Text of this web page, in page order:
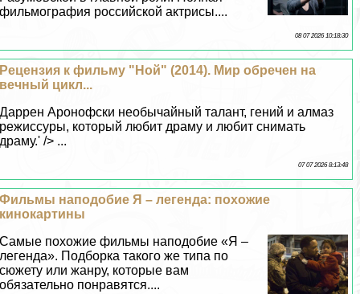
фильмография российской актрисы....
08 07 2026 10:18:30
Рецензия к фильму "Ной" (2014). Мир обречен на
вечный цикл...
Даррен Аронофски необычайный талант, гений и алмаз
режиссуры, который любит драму и любит снимать
драму.' /> ...
07 07 2026 8:13:48
Фильмы наподобие Я – легенда: похожие
кинокартины
Самые похожие фильмы наподобие «Я –
легенда». Подборка такого же типа по
сюжету или жанру, которые вам
обязательно понравятся....